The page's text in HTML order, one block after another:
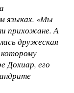
языках. «Мы
прихожане. А
дружеская
Дохиар, его